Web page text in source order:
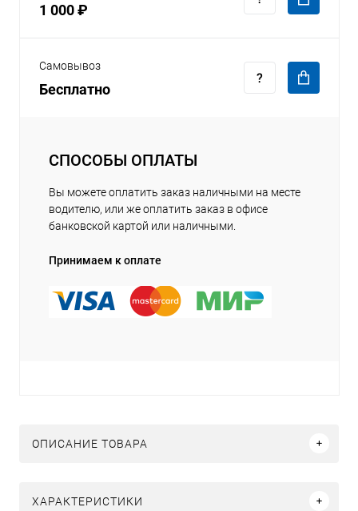
1 000 ₽
Самовывоз
Бесплатно
СПОСОБЫ ОПЛАТЫ
Вы можете оплатить заказ наличными на месте
водителю, или же оплатить заказ в офисе
банковской картой или наличными.
Принимаем к оплате
ОПИСАНИЕ ТОВАРА
ХАРАКТЕРИСТИКИ